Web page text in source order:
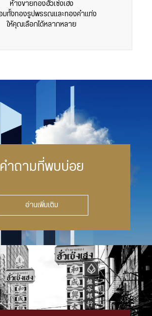
ห้างขายทองฮั่วเซ่งเฮง
มทั้งทองรูปพรรณและทองคำแท่ง
ให้คุณเลือกได้หลากหลาย
คำถามที่พบบ่อย
อ่านเพิ่มเติม